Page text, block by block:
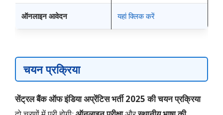
ऑनलाइन आवेदन यहां क्लिक करें
चयन प्रक्रिया
सेंट्रल बैंक ऑफ इंडिया अप्रेंटिस भर्ती 2025 की चयन प्रक्रिया